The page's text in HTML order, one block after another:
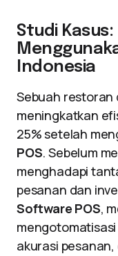
Studi
Indonesia
Sebuah restoran
meningkatkan
25% setelah
POS. Sebelum
menghadapi
pesanan dan
Software POS,
akurasi